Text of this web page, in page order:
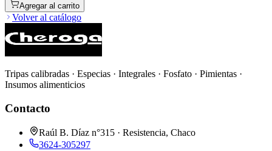
Agregar al carrito
Volver al catálogo
Tripas calibradas · Especias · Integrales · Fosfato · Pimientas ·
Insumos alimenticios
Contacto
Raúl B. Díaz n°315 · Resistencia, Chaco
3624-305297